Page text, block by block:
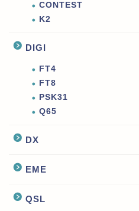
CONTEST
K2
DIGI
FT4
FT8
PSK31
Q65
DX
EME
QSL